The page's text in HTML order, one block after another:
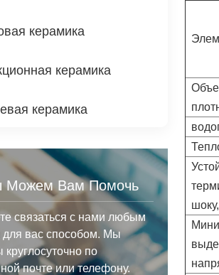
керамика
керамика
керамика
Можем Вам Помочь
связаться с нами любым
вас способом. Мы
круглосуточно по
почте или телефону.